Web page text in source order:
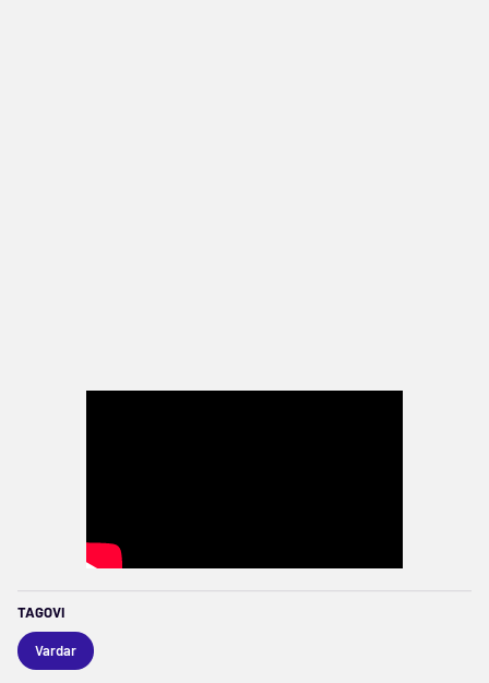
TAGOVI
Vardar